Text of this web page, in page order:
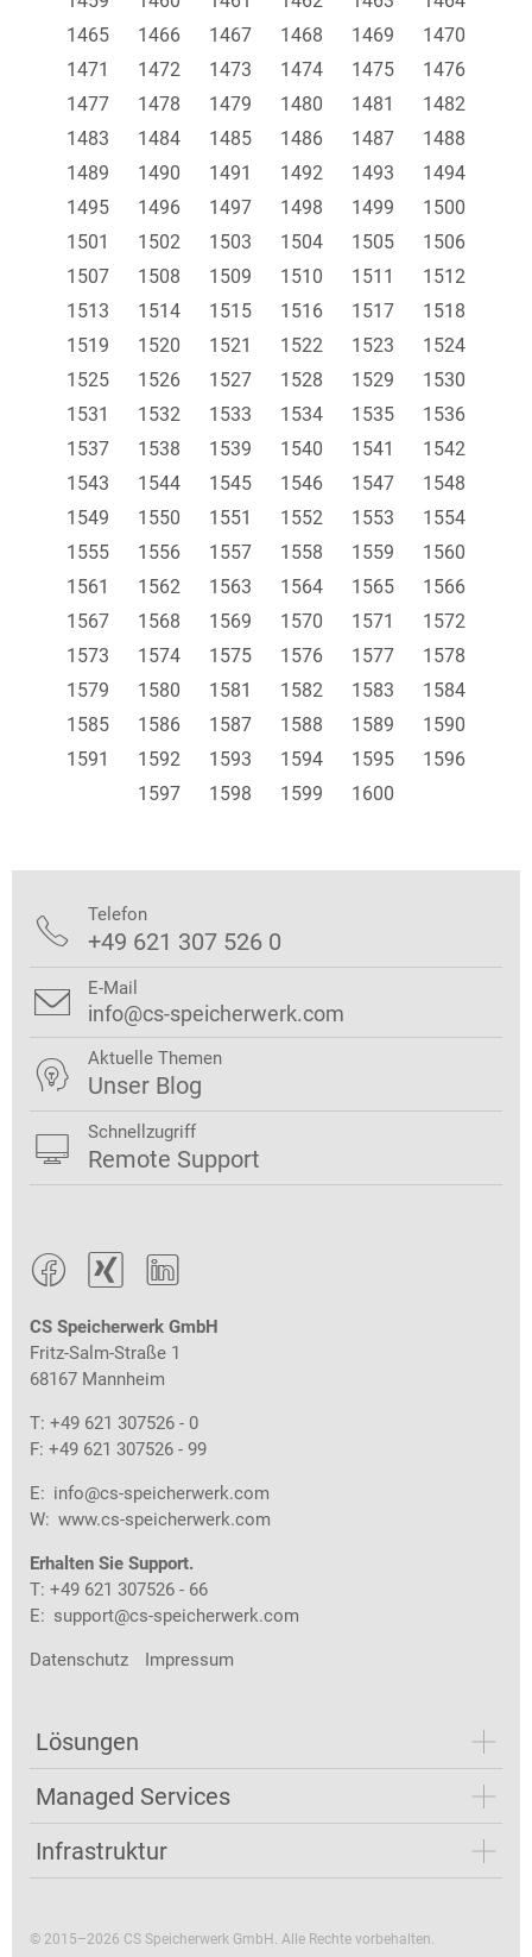
1465
1466 1467 1468 1469
1470
1471
1472 1473 1474 1475
1476
1477
1478 1479 1480 1481
1482
1483
1484 1485 1486 1487
1488
1489
1490 1491 1492 1493
1494
1495
1496 1497 1498 1499
1500
1501
1502 1503 1504 1505
1506
1507
1508 1509 1510 1511
1512
1513
1514 1515 1516 1517
1518
1519
1520 1521 1522 1523
1524
1525
1526 1527 1528 1529
1530
1531
1532 1533 1534 1535
1536
1537
1538 1539 1540 1541
1542
1543
1544 1545 1546 1547
1548
1549
1550 1551 1552 1553
1554
1555
1556 1557 1558 1559
1560
1561
1562 1563 1564 1565
1566
1567
1568 1569 1570 1571
1572
1573
1574 1575 1576 1577
1578
1579
1580 1581 1582 1583
1584
1585
1586 1587 1588 1589
1590
1591
1592 1593 1594 1595
1596
1597
1598 1599 1600
  
CS Speicherwerk GmbH
Fritz-Salm-Straße 1
68167 Mannheim
T: +49 621 307526 - 0
F: +49 621 307526 - 99
E: info@cs-speicherwerk.com
W: www.cs-speicherwerk.com
Erhalten Sie Support.
T: +49 621 307526 - 66
E: support@cs-speicherwerk.com
Datenschutz Impressum
Lösungen
Managed Services
Infrastruktur
 Telefon
+49 621 307 526 0
 E-Mail
info@cs-speicherwerk.com
 Aktuelle Themen
Unser Blog
 Schnellzugriff
Remote Support
© 2015–2026 CS Speicherwerk GmbH. Alle Rechte vorbehalten.